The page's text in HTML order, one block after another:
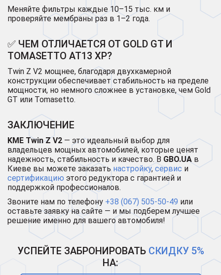
Меняйте фильтры каждые 10–15 тыс. км и
проверяйте мембраны раз в 1–2 года.
✅ ЧЕМ ОТЛИЧАЕТСЯ ОТ GOLD GT И
TOMASETTO AT13 XP?
Twin Z V2 мощнее, благодаря двухкамерной
конструкции обеспечивает стабильность на пределе
мощности, но немного сложнее в установке, чем Gold
GT или Tomasetto.
ЗАКЛЮЧЕНИЕ
KME Twin Z V2 — это идеальный выбор для
владельцев мощных автомобилей, которые ценят
надежность, стабильность и качество. В GBO.UA в
Киеве вы можете заказать настройку, сервис и
сертификацию этого редуктора с гарантией и
поддержкой профессионалов.
Звоните нам по телефону +38 (067) 505-50-49 или
оставьте заявку на сайте — и мы подберем лучшее
решение именно для вашего автомобиля!
УСПЕЙТЕ ЗАБРОНИРОВАТЬ СКИДКУ 5%
НА: